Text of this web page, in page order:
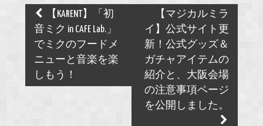
Post
navigation
【KARENT】「初
音ミク in CAFE Lab.」
でミクのフードメ
ニューと音楽を楽
しもう！
【マジカルミラ
イ】公式サイト更
新！公式グッズ＆
ガチャアイテムの
紹介と、大阪会場
の注意事項ページ
を公開しました。